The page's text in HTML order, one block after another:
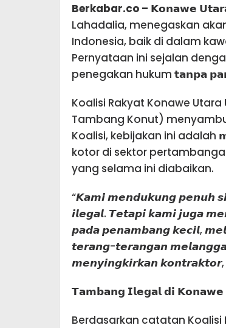
Berkabar.co – 𝗞𝗼𝗻𝗮𝘄𝗲
Lahadalia, menegaskan
Indonesia, baik di dalam
Pernyataan ini sejalan
penegakan hukum 𝘁𝗮𝗻𝗽𝗮
Koalisi Rakyat Konawe
Tambang Konut)
Koalisi, kebijakan ini
kotor di sektor
yang selama ini diabaikan.
“𝙆𝙖𝙢𝙞 𝙢𝙚𝙣𝙙𝙪𝙠𝙪𝙣𝙜 𝙥𝙚𝙣𝙪𝙝
𝙞𝙡𝙚𝙜𝙖𝙡. 𝙏𝙚𝙩𝙖𝙥𝙞 𝙠𝙖𝙢𝙞 𝙟𝙪𝙜𝙖
𝙥𝙖𝙙𝙖 𝙥𝙚𝙣𝙖𝙢𝙗𝙖𝙣𝙜 𝙠𝙚𝙘𝙞𝙡,
𝙩𝙚𝙧𝙖𝙣𝙜-𝙩𝙚𝙧𝙖𝙣𝙜𝙖𝙣
𝙢𝙚𝙣𝙮𝙞𝙣𝙜𝙠𝙞𝙧𝙠𝙖𝙣
𝗧𝗮𝗺𝗯𝗮𝗻𝗴 𝗜𝗹𝗲𝗴𝗮𝗹 𝗱𝗶 𝗞𝗼𝗻𝗮𝘄𝗲
Berdasarkan catatan Koalisi